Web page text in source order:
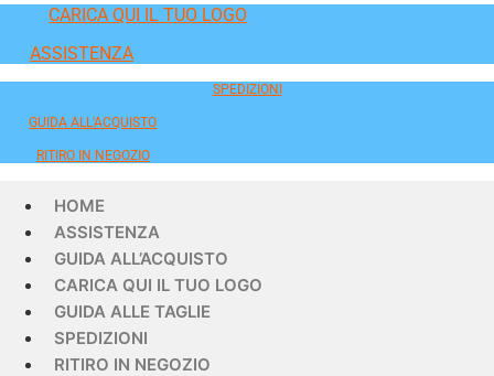
CARICA QUI IL TUO LOGO
ASSISTENZA
SPEDIZIONI
GUIDA ALL'ACQUISTO
RITIRO IN NEGOZIO
HOME
ASSISTENZA
GUIDA ALL’ACQUISTO
CARICA QUI IL TUO LOGO
GUIDA ALLE TAGLIE
SPEDIZIONI
RITIRO IN NEGOZIO